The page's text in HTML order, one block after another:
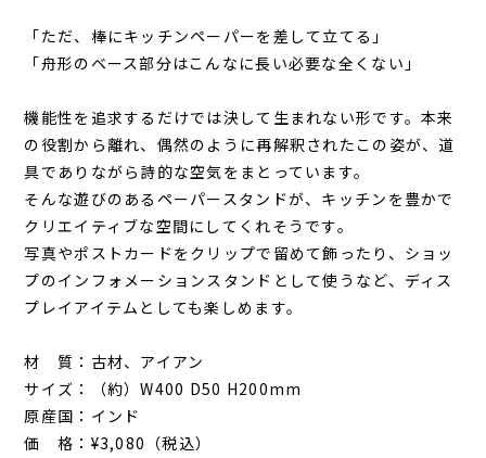
「ただ、棒にキッチンペーパーを差して立てる」
「舟形のベース部分はこんなに長い必要な全くない」
機能性を追求するだけでは決して生まれない形です。本来
の役割から離れ、偶然のように再解釈されたこの姿が、道
具でありながら詩的な空気をまとっています。
そんな遊びのあるペーパースタンドが、キッチンを豊かで
クリエイティブな空間にしてくれそうです。
写真やポストカードをクリップで留めて飾ったり、ショッ
プのインフォメーションスタンドとして使うなど、ディス
プレイアイテムとしても楽しめます。
材 質：古材、アイアン
サイズ：（約）W400 D50 H200mm
原産国：インド
価 格：¥3,080（税込）